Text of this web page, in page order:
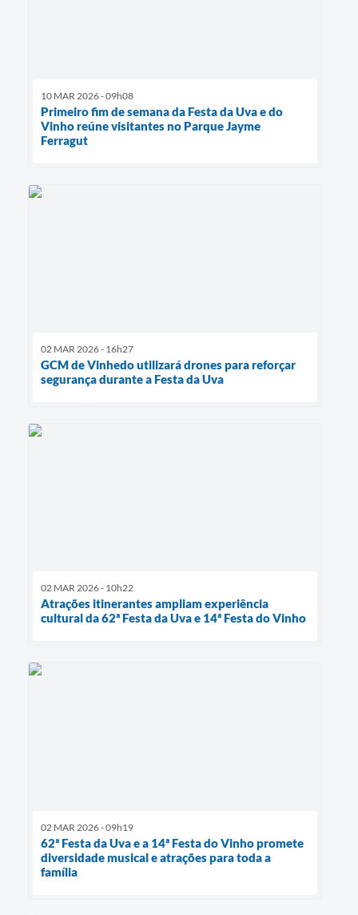
10 MAR 2026 - 09h08
Primeiro fim de semana da Festa da Uva e do
Vinho reúne visitantes no Parque Jayme
Ferragut
02 MAR 2026 - 16h27
GCM de Vinhedo utilizará drones para reforçar
segurança durante a Festa da Uva
02 MAR 2026 - 10h22
Atrações itinerantes ampliam experiência
cultural da 62ª Festa da Uva e 14ª Festa do Vinho
02 MAR 2026 - 09h19
62ª Festa da Uva e a 14ª Festa do Vinho promete
diversidade musical e atrações para toda a
família